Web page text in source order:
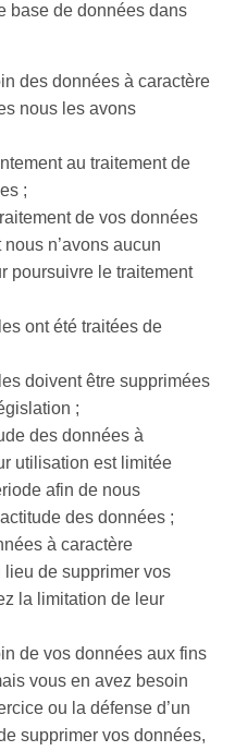
base de données dans
des données à caractère
nous les avons
au traitement de
;
de vos données
n’avons aucun
poursuivre le traitement
ont été traitées de
doivent être supprimées
;
des données à
utilisation est limitée
afin de nous
des données ;
à caractère
de supprimer vos
la limitation de leur
de vos données aux fins
vous en avez besoin
ou la défense d’un
supprimer vos données,